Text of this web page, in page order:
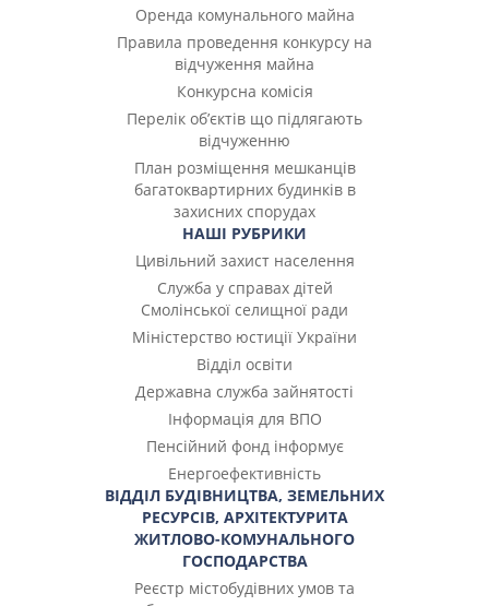
Оренда комунального майна
Правила проведення конкурсу на
відчуження майна
Конкурсна комісія
Перелік об’єктів що підлягають
відчуженню
План розміщення мешканців
багатоквартирних будинків в
захисних спорудах
НАШІ РУБРИКИ
Цивільний захист населення
Служба у справах дітей
Смолінської селищної ради
Міністерство юстиції України
Відділ освіти
Державна служба зайнятості
Інформація для ВПО
Пенсійний фонд інформує
Енергоефективність
ВІДДІЛ БУДІВНИЦТВА, ЗЕМЕЛЬНИХ
РЕСУРСІВ, АРХІТЕКТУРИТА
ЖИТЛОВО-КОМУНАЛЬНОГО
ГОСПОДАРСТВА
Реєстр містобудівних умов та